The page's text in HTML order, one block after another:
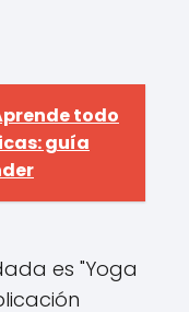
todo
guía
es "Yoga